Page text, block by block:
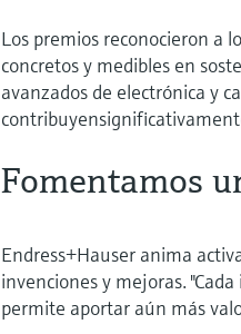
Los premios reconocieron a
concretos y medibles en
avanzados de electrónica y
Fomentamos
Endress+Hauser anima
invenciones y mejoras.
permite aportar aún más